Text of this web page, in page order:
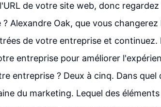
de votre site web, donc regardez
Alexandre Oak, que vous
de votre entreprise et continuez.
entreprise pour améliorer
entreprise ? Deux à cinq. Dans quel
du marketing. Lequel des